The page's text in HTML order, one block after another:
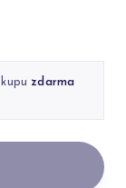
zdarma